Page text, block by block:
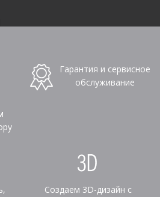
Гарантия и сервисное
обслуживание
Создаем 3D-дизайн с